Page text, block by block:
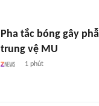
Pha tắc bóng gây
trung vệ MU
1 phút